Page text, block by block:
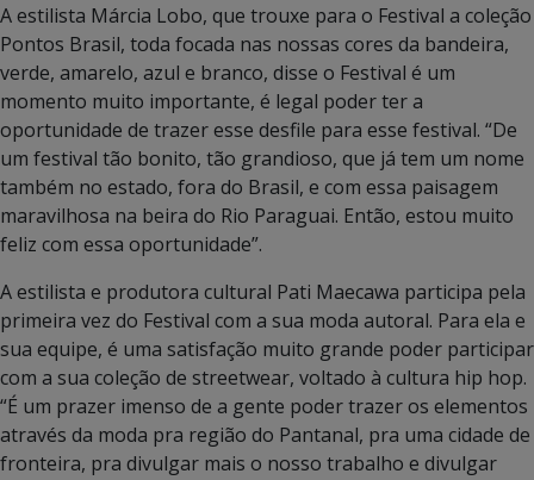
A estilista Márcia Lobo, que trouxe para o Festival a coleção
Pontos Brasil, toda focada nas nossas cores da bandeira,
verde, amarelo, azul e branco, disse o Festival é um
momento muito importante, é legal poder ter a
oportunidade de trazer esse desfile para esse festival. “De
um festival tão bonito, tão grandioso, que já tem um nome
também no estado, fora do Brasil, e com essa paisagem
maravilhosa na beira do Rio Paraguai. Então, estou muito
feliz com essa oportunidade”.
A estilista e produtora cultural Pati Maecawa participa pela
primeira vez do Festival com a sua moda autoral. Para ela e
sua equipe, é uma satisfação muito grande poder participar
com a sua coleção de streetwear, voltado à cultura hip hop.
“É um prazer imenso de a gente poder trazer os elementos
através da moda pra região do Pantanal, pra uma cidade de
fronteira, pra divulgar mais o nosso trabalho e divulgar